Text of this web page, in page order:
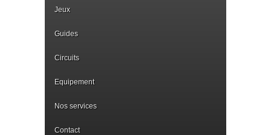
Jeux
Guides
Circuits
Equipement
Nos services
Contact